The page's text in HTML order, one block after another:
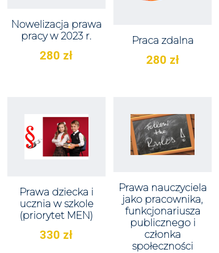
Nowelizacja prawa
pracy w 2023 r.
280 zł
Praca zdalna
280 zł
Prawa dziecka i
ucznia w szkole
(priorytet MEN)
330 zł
Prawa nauczyciela
jako pracownika,
funkcjonariusza
publicznego i
członka
społeczności